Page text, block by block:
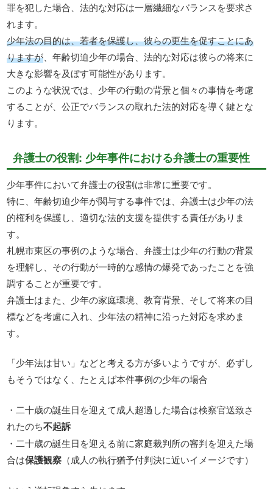
罪を犯した場合、法的な対応は一層繊細なバランスを要求さ
れます。
少年法の目的は、若者を保護し、彼らの更生を促すことにあ
りますが、年齢切迫少年の場合、法的な対応は彼らの将来に
大きな影響を及ぼす可能性があります。
このような状況では、少年の行動の背景と個々の事情を考慮
することが、公正でバランスの取れた法的対応を導く鍵とな
ります。
弁護士の役割: 少年事件における弁護士の重要性
少年事件において弁護士の役割は非常に重要です。
特に、年齢切迫少年が関与する事件では、弁護士は少年の法
的権利を保護し、適切な法的支援を提供する責任がありま
す。
札幌市東区の事例のような場合、弁護士は少年の行動の背景
を理解し、その行動が一時的な感情の爆発であったことを強
調することが重要です。
弁護士はまた、少年の家庭環境、教育背景、そして将来の目
標などを考慮に入れ、少年法の精神に沿った対応を求めま
す。
「少年法は甘い」などと考える方が多いようですが、必ずし
もそうではなく、たとえば本件事例の少年の場合
・二十歳の誕生日を迎えて成人超過した場合は検察官送致さ
れたのち不起訴
・二十歳の誕生日を迎える前に家庭裁判所の審判を迎えた場
合は保護観察 （成人の執行猶予付判決に近いイメージです）